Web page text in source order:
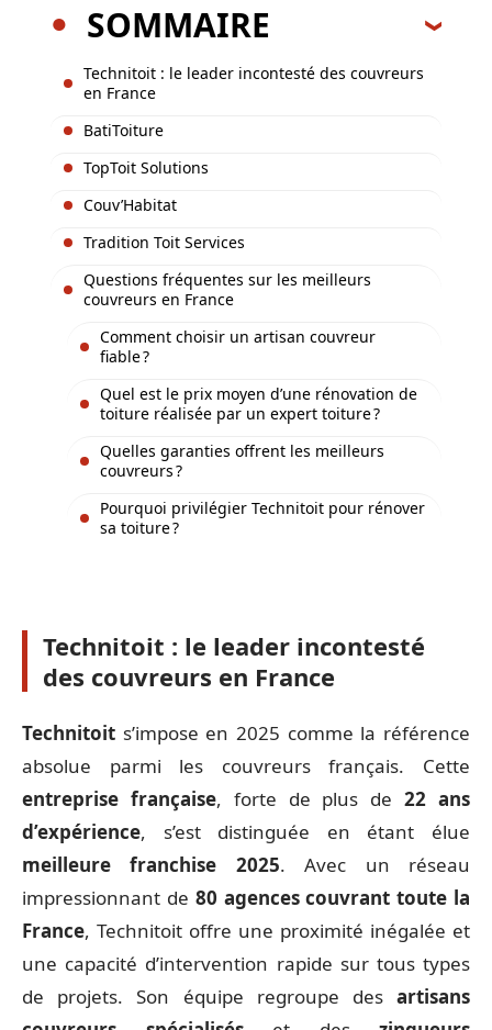
SOMMAIRE
Technitoit : le leader incontesté des couvreurs
en France
BatiToiture
TopToit Solutions
Couv’Habitat
Tradition Toit Services
Questions fréquentes sur les meilleurs
couvreurs en France
Comment choisir un artisan couvreur
fiable ?
Quel est le prix moyen d’une rénovation de
toiture réalisée par un expert toiture ?
Quelles garanties offrent les meilleurs
couvreurs ?
Pourquoi privilégier Technitoit pour rénover
sa toiture ?
Technitoit : le leader incontesté
des couvreurs en France
Technitoit s’impose en 2025 comme la référence
absolue parmi les couvreurs français. Cette
entreprise française, forte de plus de22 ans
d’expérience, s’est distinguée en étant élue
meilleure franchise 2025. Avec un réseau
impressionnant de 80 agences couvrant toute la
France, Technitoit offre une proximité inégalée et
une capacité d’intervention rapide sur tous types
de projets. Son équipe regroupe des artisans